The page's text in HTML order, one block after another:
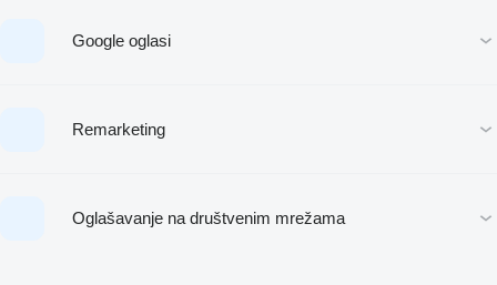
Google oglasi
Remarketing
Oglašavanje na društvenim mrežama